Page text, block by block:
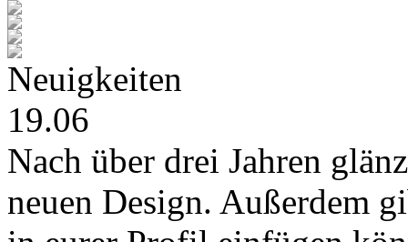
Neuigkeiten
19.06
Nach über drei Jahren
neuen Design. Außerdem